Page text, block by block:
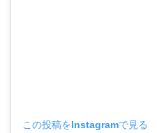
この投稿をInstagramで見る